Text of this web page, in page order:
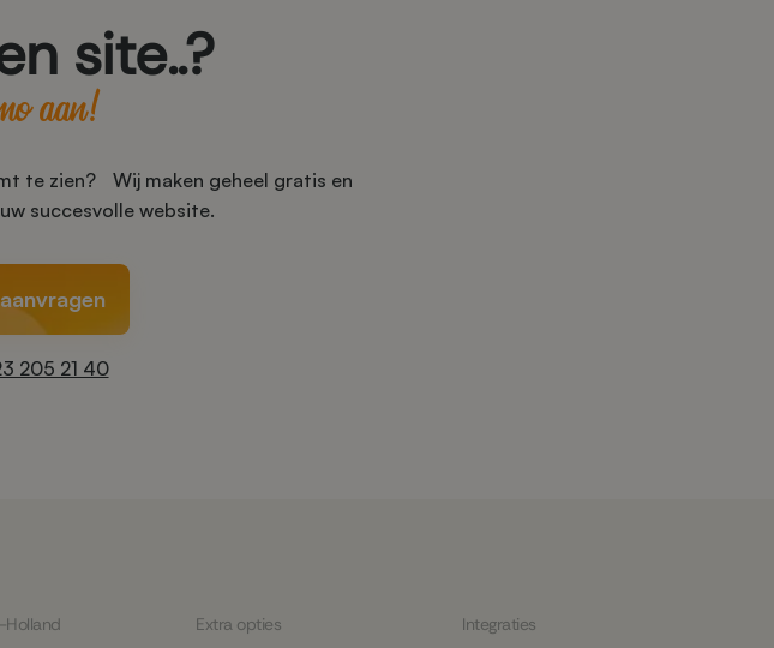
site..?
aan!
te zien? Wij maken geheel gratis en
succesvolle website.
205 21 40
Holland Extra opties Integraties